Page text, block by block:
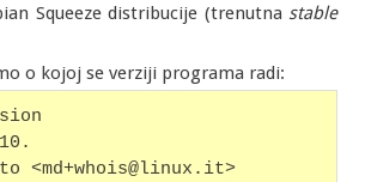
Squeeze distribucije (trenutna stable
o kojoj se verziji programa radi:
<md+whois@linux.it>